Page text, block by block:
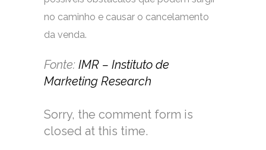
no caminho e causar o cancelamento
da venda.
Fonte: IMR – Instituto de
Marketing Research
Sorry, the comment form is
closed at this time.